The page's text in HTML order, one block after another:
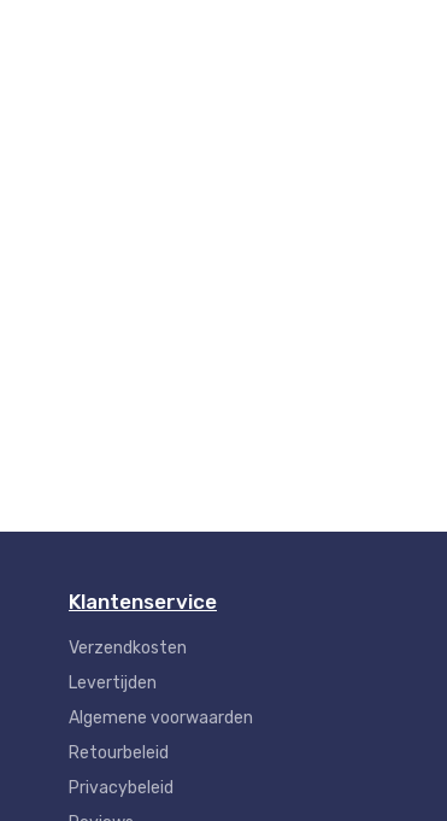
Klantenservice
Verzendkosten
Levertijden
Algemene voorwaarden
Retourbeleid
Privacybeleid